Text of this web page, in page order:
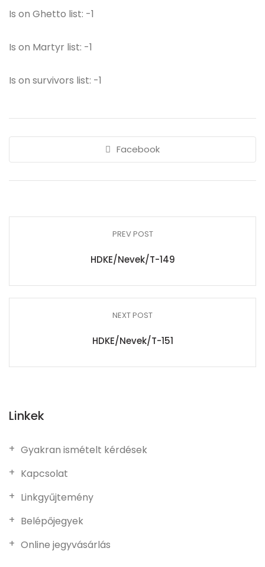
Is on Ghetto list: -1
Is on Martyr list: -1
Is on survivors list: -1
Facebook
PREV POST
HDKE/Nevek/T-149
NEXT POST
HDKE/Nevek/T-151
Linkek
Gyakran ismételt kérdések
Kapcsolat
Linkgyűjtemény
Belépőjegyek
Online jegyvásárlás